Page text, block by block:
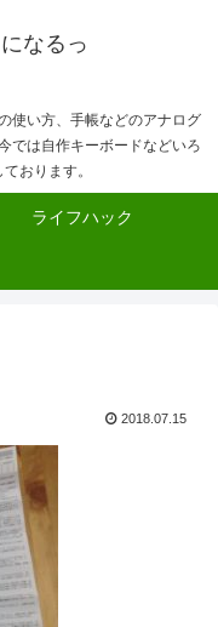
なるっ
使い方、手帳などのアナログ
では自作キーボードなどいろ
おります。
ライフハック
2018.07.15